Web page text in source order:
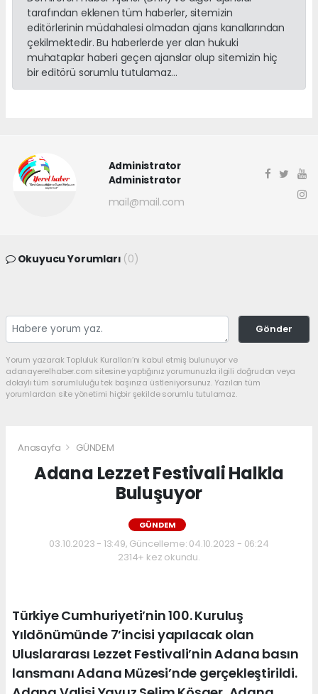
tarafından eklenen tüm haberler, sitemizin
editörlerinin müdahalesi olmadan ajans kanallarından
çekilmektedir. Bu haberlerde yer alan hukuki
muhataplar haberi geçen ajanslar olup sitemizin hiç
bir editörü sorumlu tutulamaz...
Administrator
Administrator
mail@mail.com
Okuyucu Yorumları (0)
Gönder
Yorum yazarak Topluluk Kuralları’nı kabul etmiş bulunuyor ve
adanayerelhaber.com sitesine yaptığınız yorumunuzla ilgili doğrudan veya
dolaylı tüm sorumluluğu tek başınıza üstleniyorsunuz. Yazılan tüm
yorumlardan site yönetimi hiçbir şekilde sorumlu tutulamaz.
Anasayfa GÜNDEM
Adana Lezzet Festivali Halkla
Buluşuyor
GÜNDEM
03.10.2023 - 13:49, Güncelleme: 04.10.2023 - 06:24
2314+ kez okundu.
Türkiye Cumhuriyeti’nin 100. Kuruluş
Yıldönümünde 7’incisi yapılacak olan
Uluslararası Lezzet Festivali’nin Adana basın
lansmanı Adana Müzesi’nde gerçekleştirildi.